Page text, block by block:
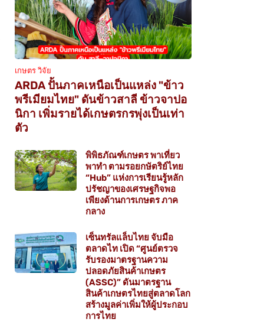
เกษตร วิจัย
ARDA ปั้นภาคเหนือเป็นแหล่ง "ข้าว
พรีเมียมไทย" ดันข้าวสาลี ข้าวจาปอ
นิกา เพิ่มรายได้เกษตรกรพุ่งเป็นเท่า
ตัว
พิพิธภัณฑ์เกษตร พาเที่ยว
พาทำ ตามรอยกษัตริย์ไทย
“Hub” แห่งการเรียนรู้หลัก
ปรัชญาของเศรษฐกิจพอ
เพียงด้านการเกษตร ภาค
กลาง
เซ็นทรัลแล็บไทย จับมือ
ตลาดไท เปิด “ศูนย์ตรวจ
รับรองมาตรฐานความ
ปลอดภัยสินค้าเกษตร
(ASSC)” ดันมาตรฐาน
สินค้าเกษตรไทยสู่ตลาดโลก
สร้างมูลค่าเพิ่มให้ผู้ประกอบ
การไทย